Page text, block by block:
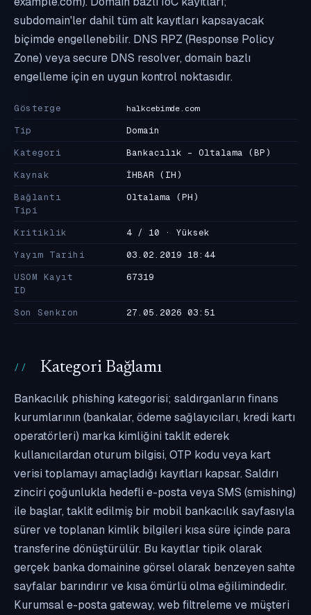
subdomain'ler dahil tüm alt kayıtları kapsayacak
biçimde engellenebilir. DNS RPZ (Response Policy
Zone) veya secure DNS resolver, domain bazlı
engelleme için en uygun kontrol noktasıdır.
Gösterge halkcebimde.com
Tip
Domain
Kategori
Bankacılık - Oltalama (BP)
Kaynak
İHBAR (IH)
Bağlantı
Tipi
Oltalama (PH)
Kritiklik
4 / 10 · Yüksek
Yayım Tarihi
03.02.2019 18:44
USOM Kayıt
ID
67319
Son Senkron 27.05.2026 03:51
Kategori Bağlamı
Bankacılık phishing kategorisi; saldırganların finans
kurumlarının (bankalar, ödeme sağlayıcıları, kredi kartı
operatörleri) marka kimliğini taklit ederek
kullanıcılardan oturum bilgisi, OTP kodu veya kart
verisi toplamayı amaçladığı kayıtları kapsar. Saldırı
zinciri çoğunlukla hedefli e-posta veya SMS (smishing)
ile başlar, taklit edilmiş bir mobil bankacılık sayfasıyla
sürer ve toplanan kimlik bilgileri kısa süre içinde para
transferine dönüştürülür. Bu kayıtlar tipik olarak
gerçek banka domainine görsel olarak benzeyen sahte
sayfalar barındırır ve kısa ömürlü olma eğilimindedir.
Kurumsal e-posta gateway, web filtreleme ve müşteri